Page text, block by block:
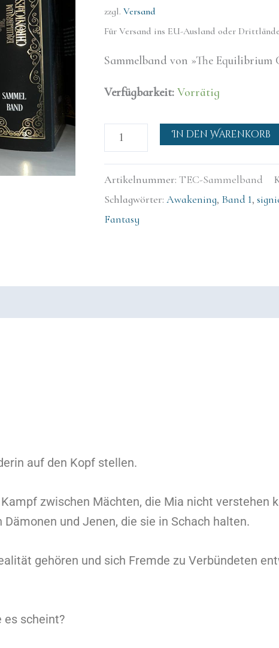
zzgl. Versand
Für Versand ins EU-Ausland oder
Sammelband von »The Equilibrium
Verfügbarkeit: Vorrätig
Goldfolie
und
Acrylfarbschnitt
Menge
In den Warenkorb
Artikelnummer: TEC-Sammelband
Schlagwörter: Awakening, Band 1,
Fantasy
auf den Kopf stellen.
zwischen Mächten, die Mia nicht verstehen
und Jenen, die sie in Schach halten.
gehören und sich Fremde zu Verbündeten
es scheint?